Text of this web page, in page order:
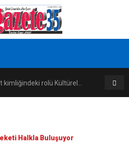
kimliğindeki rolü Kültürel 16:08
Halkla Buluşuyor